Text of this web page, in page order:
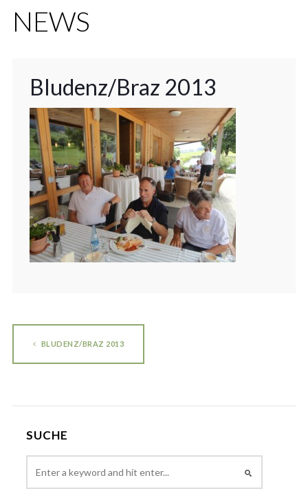
NEWS
Bludenz/Braz 2013
BLUDENZ/BRAZ 2013
SUCHE